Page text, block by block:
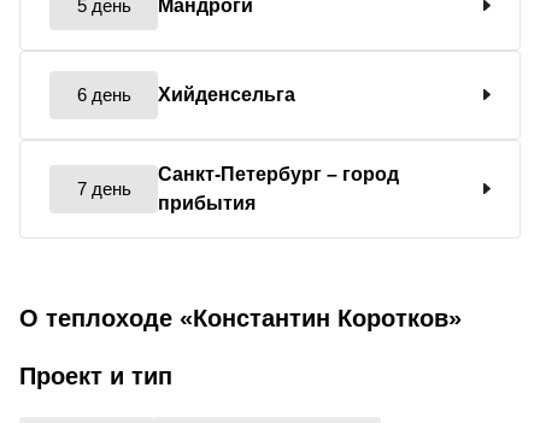
5 день Мандроги
6 день Хийденсельга
7 день
Санкт-Петербург – город
прибытия
О теплоходе «Константин Коротков»
Проект и тип